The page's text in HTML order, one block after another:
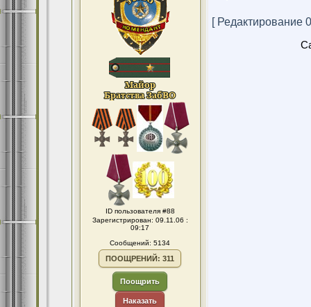
ID пользователя #88
Зарегистрирован: 09.11.06 :
09:17
Сообщений: 5134
ПООЩРЕНИЙ: 311
Поощрить
Наказать
[ Редактирование